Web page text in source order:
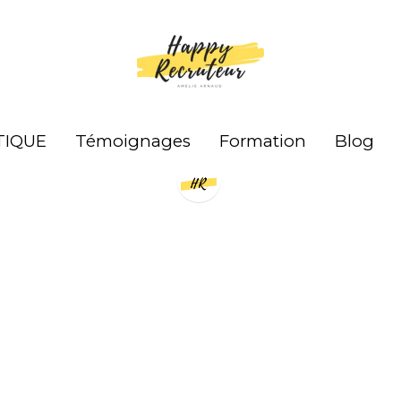
Témoignages Formation Blog
Témoignages Formation Blog